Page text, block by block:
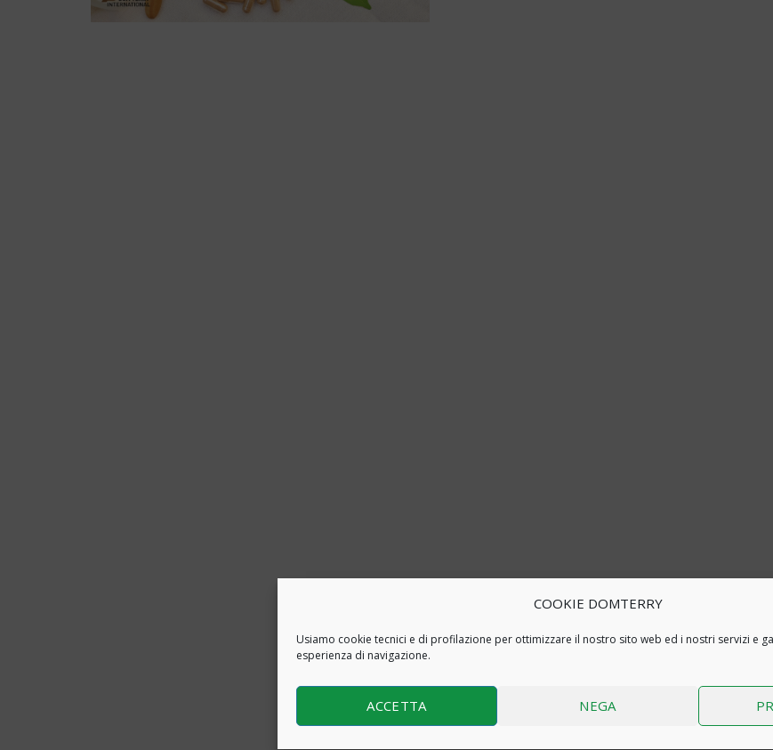
COOKIE DOMTERRY
Usiamo cookie tecnici e di profilazione per ottimizzare il nostro sito web ed i nostri servizi e
esperienza di navigazione.
ACCETTA NEGA